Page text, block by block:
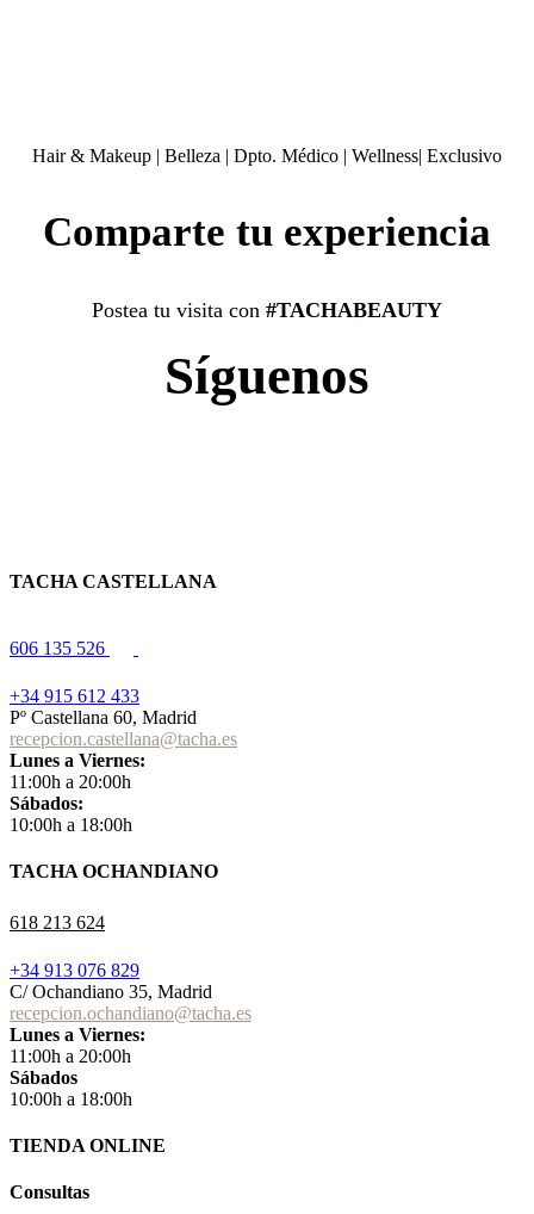
Hair & Makeup | Belleza | Dpto. Médico | Wellness| Exclusivo
Comparte tu experiencia
Postea tu visita con #TACHABEAUTY
Síguenos
TACHA CASTELLANA
606 135 526
+34 915 612 433
Pº Castellana 60, Madrid
recepcion.castellana@tacha.es
Lunes a Viernes:
11:00h a 20:00h
Sábados:
10:00h a 18:00h
TACHA OCHANDIANO
618 213 624
+34 913 076 829
C/ Ochandiano 35, Madrid
recepcion.ochandiano@tacha.es
Lunes a Viernes:
11:00h a 20:00h
Sábados
10:00h a 18:00h
TIENDA ONLINE
Consultas